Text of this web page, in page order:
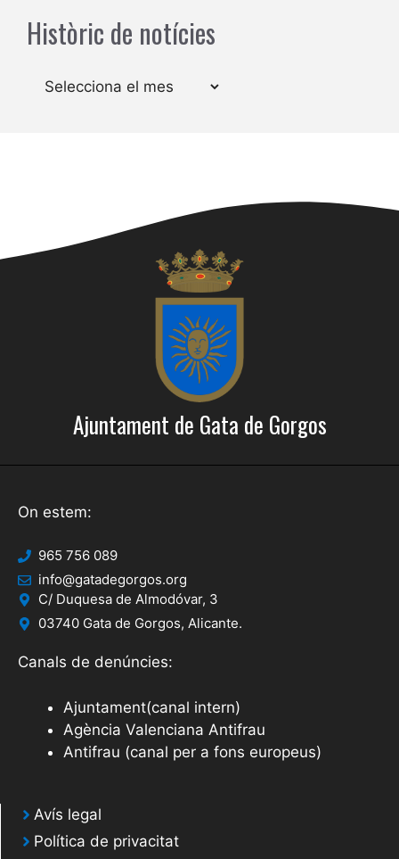
Històric de notícies
Arxius
Ajuntament de Gata de Gorgos
On estem:
965 756 089
info@gatadegorgos.org
C/ Duquesa de Almodóvar, 3
03740 Gata de Gorgos, Alicante.
Canals de denúncies:
Ajuntament(canal intern)
Agència Valenciana Antifrau
Antifrau (canal per a fons europeus)
Avís legal
Política de privacitat